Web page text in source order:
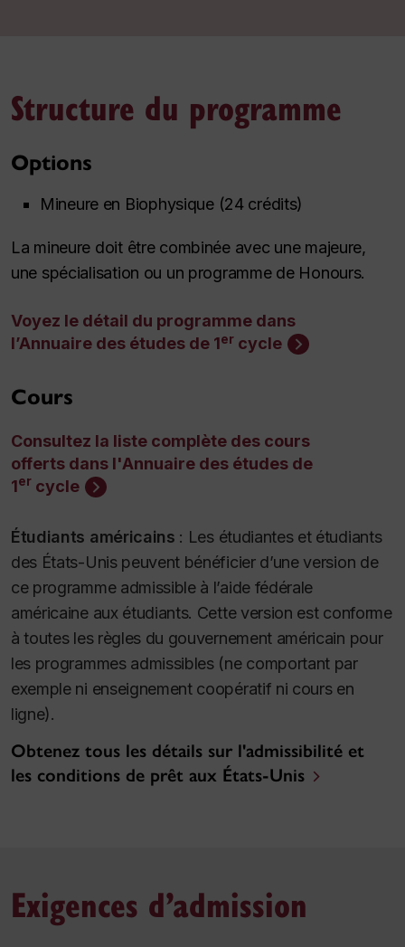
Structure du programme
Options
Mineure en Biophysique (24 crédits)
La mineure doit être combinée avec une majeure,
une spécialisation ou un programme de Honours.
Voyez le détail du programme dans
l’Annuaire des études de 1er cycle
Cours
Consultez la liste complète des cours
offerts dans l'Annuaire des études de
1er cycle
Étudiants américains : Les étudiantes et étudiants
des États-Unis peuvent bénéficier d’une version de
ce programme admissible à l’aide fédérale
américaine aux étudiants. Cette version est conforme
à toutes les règles du gouvernement américain pour
les programmes admissibles (ne comportant par
exemple ni enseignement coopératif ni cours en
ligne).
Obtenez tous les détails sur l'admissibilité et
les conditions de prêt aux États-Unis
Exigences d’admission